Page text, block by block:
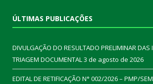
ÚLTIMAS PUBLICAÇÕES
DIVULGAÇÃO DO RESULTADO PRELIMINAR DAS
TRIAGEM DOCUMENTAL3 de agosto de 2026
EDITAL DE RETIFICAÇÃO N° 002/2026 – PMP/